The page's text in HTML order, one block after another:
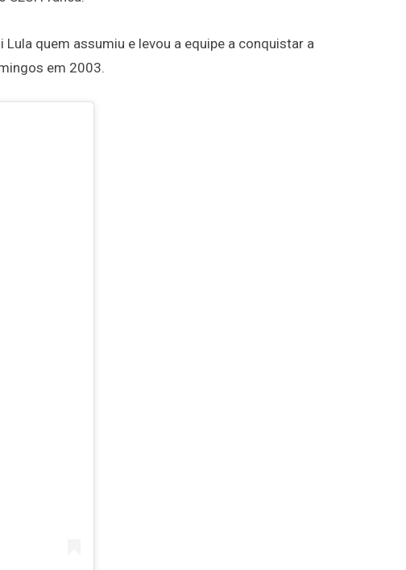
quem assumiu e levou a equipe a conquistar a
em 2003.